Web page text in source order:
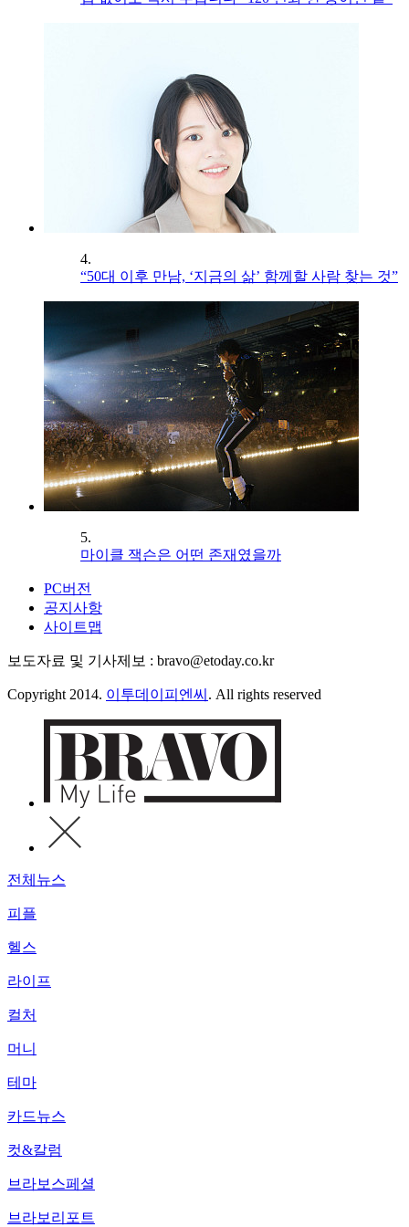
4.
“50대 이후 만남, ‘지금의 삶’ 함께할 사람 찾는 것”
5.
마이클 잭슨은 어떤 존재였을까
PC버전
공지사항
사이트맵
보도자료 및 기사제보 : bravo@etoday.co.kr
Copyright 2014. 이투데이피엔씨 . All rights reserved
전체뉴스
피플
헬스
라이프
컬처
머니
테마
카드뉴스
컷&칼럼
브라보스페셜
브라보리포트